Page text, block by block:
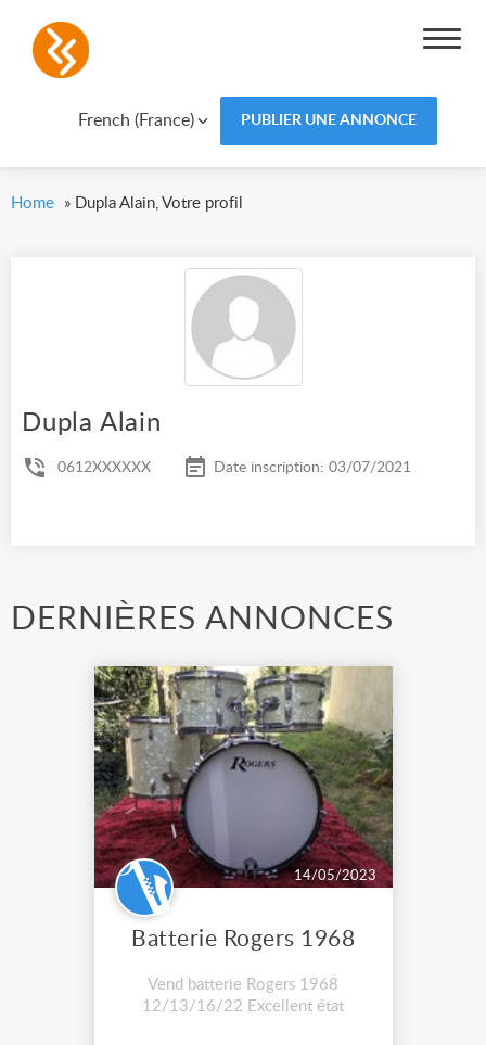
French (France) PUBLIER UNE ANNONCE
Home » Dupla Alain, Votre profil
Dupla Alain
0612XXXXXX Date inscription: 03/07/2021
DERNIÈRES ANNONCES
14/05/2023
Batterie Rogers 1968
Vend batterie Rogers 1968
12/13/16/22 Excellent état